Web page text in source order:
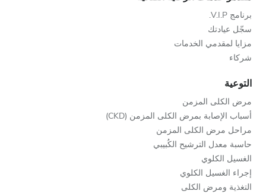
برنامج V.I.P.
سجّل عيادتك
مزايا لمقدمي الخدمات
شركاء
التوعية
مرض الكلى المزمن
أسباب الإصابة بمرض الكلى المزمن (CKD)
مراحل مرض الكلى المزمن
حاسبة معدل الترشيح الكُبيبي
الغسيل الكلوي
إجراء الغسيل الكلوي
التغذية ومرض الكلى